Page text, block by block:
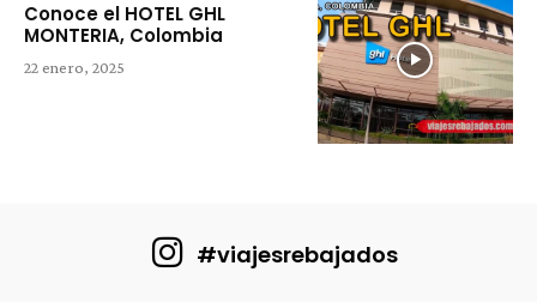
Conoce el HOTEL GHL
MONTERIA, Colombia
22 enero, 2025
#viajesrebajados